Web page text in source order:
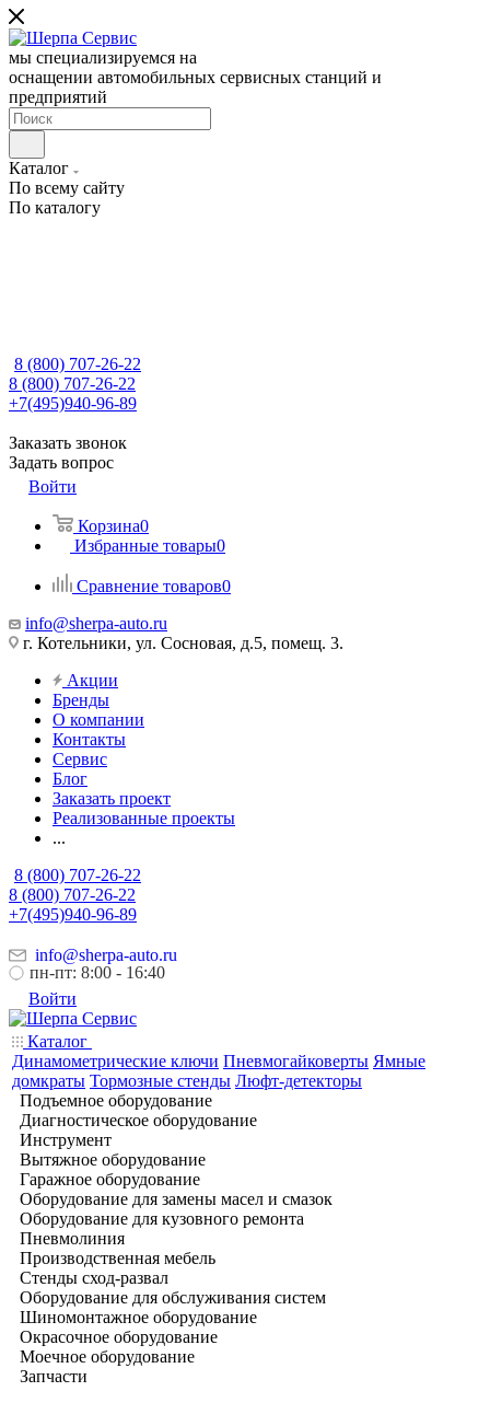
мы специализируемся на
оснащении автомобильных сервисных станций и
предприятий
Каталог
По всему сайту
По каталогу
8 (800) 707-26-22
8 (800) 707-26-22
+7(495)940-96-89
Заказать звонок
Задать вопрос
Войти
Корзина0
Избранные товары0
Сравнение товаров0
info@sherpa-auto.ru
г. Котельники, ул. Сосновая, д.5, помещ. 3.
Акции
Бренды
О компании
Контакты
Сервис
Блог
Заказать проект
Реализованные проекты
...
8 (800) 707-26-22
8 (800) 707-26-22
+7(495)940-96-89
info@sherpa-auto.ru
пн-пт: 8:00 - 16:40
Войти
Каталог
Динамометрические ключи Пневмогайковерты Ямные
домкраты Тормозные стенды Люфт-детекторы
Подъемное оборудование
Диагностическое оборудование
Инструмент
Вытяжное оборудование
Гаражное оборудование
Оборудование для замены масел и смазок
Оборудование для кузовного ремонта
Пневмолиния
Производственная мебель
Стенды сход-развал
Оборудование для обслуживания систем
Шиномонтажное оборудование
Окрасочное оборудование
Моечное оборудование
Запчасти